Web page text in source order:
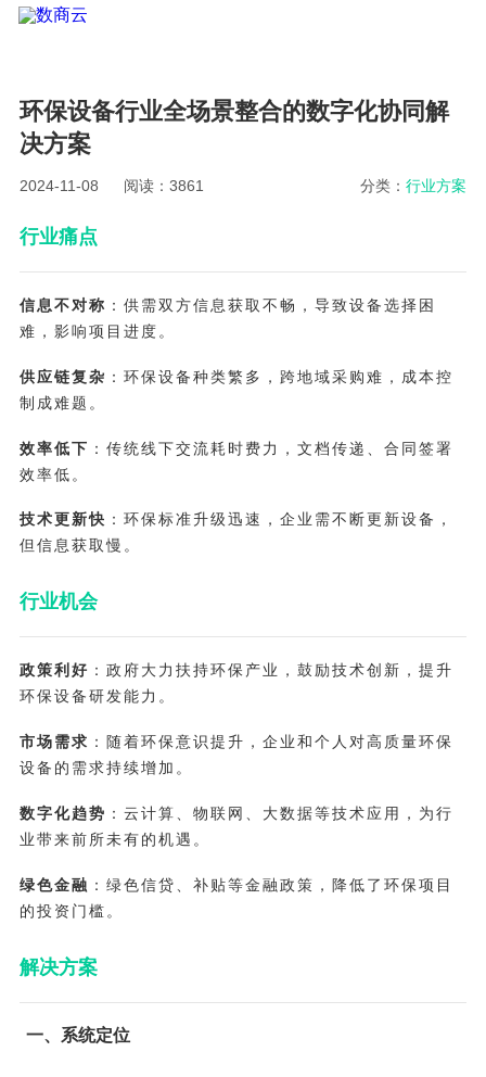
环保设备行业全场景整合的数字化协同解
决方案
2024-11-08 阅读：3861 分类：行业方案
行业痛点
信息不对称 ：供需双方信息获取不畅，导致设备选择困
难，影响项目进度。
供应链复杂 ：环保设备种类繁多，跨地域采购难，成本控
制成难题。
效率低下 ：传统线下交流耗时费力，文档传递、合同签署
效率低。
技术更新快 ：环保标准升级迅速，企业需不断更新设备，
但信息获取慢。
行业机会
政策利好 ：政府大力扶持环保产业，鼓励技术创新，提升
环保设备研发能力。
市场需求 ：随着环保意识提升，企业和个人对高质量环保
设备的需求持续增加。
数字化趋势 ：云计算、物联网、大数据等技术应用，为行
业带来前所未有的机遇。
绿色金融 ：绿色信贷、补贴等金融政策，降低了环保项目
的投资门槛。
解决方案
一、系统定位